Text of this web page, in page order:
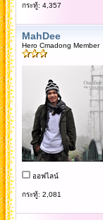
กระทู้: 4,357
MahDee
Hero Cmadong Member
ออฟไลน์
กระทู้: 2,081